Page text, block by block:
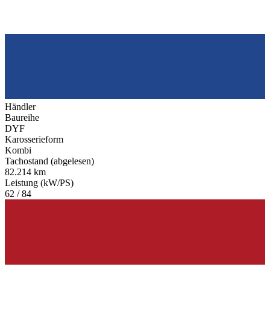
Händler
Baureihe
DYF
Karosserieform
Kombi
Tachostand (abgelesen)
82.214 km
Leistung (kW/PS)
62 / 84